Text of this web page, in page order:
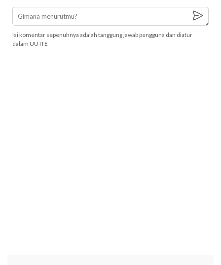
Isi komentar sepenuhnya adalah tanggung jawab pengguna dan diatur
dalam UU ITE